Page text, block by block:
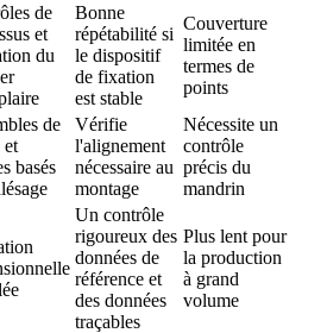
de
et
du
Bonne
répétabilité si
le dispositif
de fixation
est stable
Couverture
limitée en
termes de
points
de
et
basés
Vérifie
l'alignement
nécessaire au
montage
Nécessite un
contrôle
précis du
mandrin
Un contrôle
rigoureux des
données de
référence et
des données
traçables
Plus lent pour
la production
à grand
volume